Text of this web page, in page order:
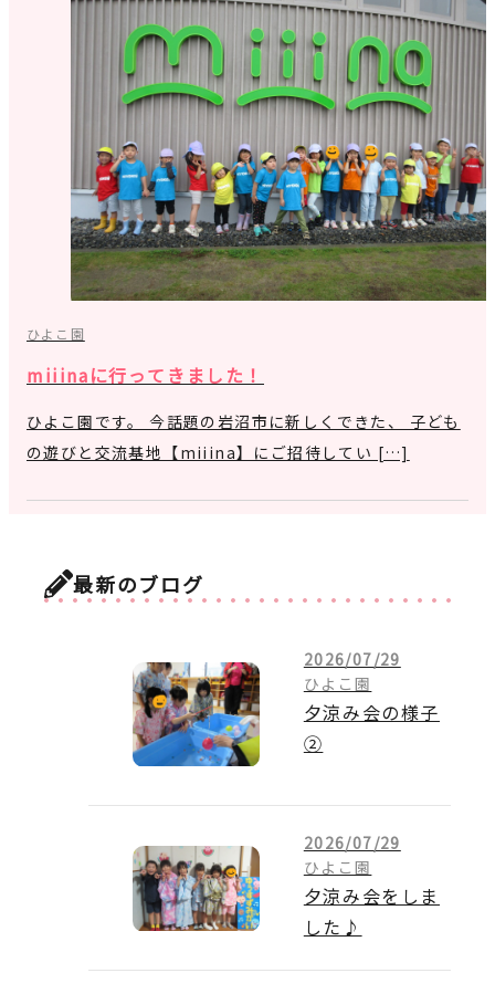
ひよこ園
miiinaに行ってきました！
ひよこ園です。 今話題の岩沼市に新しくできた、 子ども
の遊びと交流基地【miiina】にご招待してい […]
最新のブログ
2026/07/29
ひよこ園
夕涼み会の様子
②
2026/07/29
ひよこ園
夕涼み会をしま
した♪